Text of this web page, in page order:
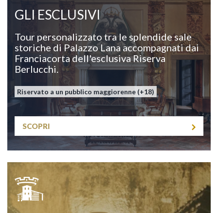
GLI ESCLUSIVI
Tour personalizzato tra le splendide sale
storiche di Palazzo Lana accompagnati dai
Franciacorta dell'esclusiva Riserva
Berlucchi.
Riservato a un pubblico maggiorenne (+18)
SCOPRI